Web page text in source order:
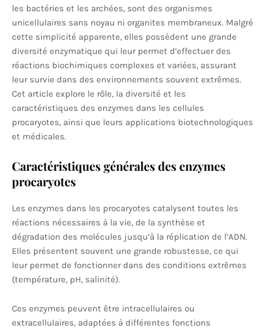
les bactéries et les archées, sont des organismes
unicellulaires sans noyau ni organites membraneux. Malgré
cette simplicité apparente, elles possèdent une grande
diversité enzymatique qui leur permet d’effectuer des
réactions biochimiques complexes et variées, assurant
leur survie dans des environnements souvent extrêmes.
Cet article explore le rôle, la diversité et les
caractéristiques des enzymes dans les cellules
procaryotes, ainsi que leurs applications biotechnologiques
et médicales.
Caractéristiques générales des enzymes
procaryotes
Les enzymes dans les procaryotes catalysent toutes les
réactions nécessaires à la vie, de la synthèse et
dégradation des molécules jusqu’à la réplication de l’ADN.
Elles présentent souvent une grande robustesse, ce qui
leur permet de fonctionner dans des conditions extrêmes
(température, pH, salinité).
Ces enzymes peuvent être intracellulaires ou
extracellulaires, adaptées à différentes fonctions